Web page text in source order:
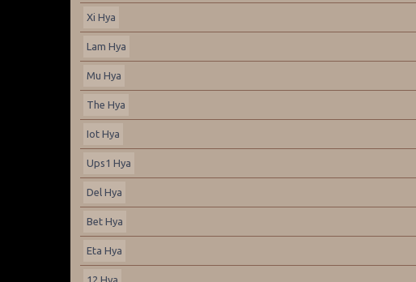
Xi Hya
Lam Hya
Mu Hya
The Hya
Iot Hya
Ups1 Hya
Del Hya
Bet Hya
Eta Hya
12 Hya